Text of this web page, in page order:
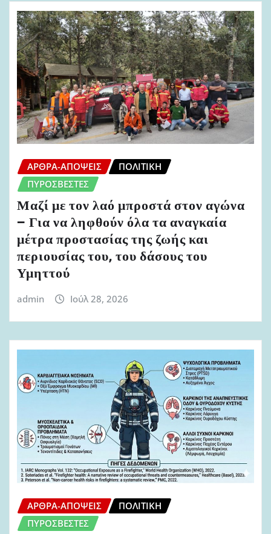
ΆΡΘΡΑ-ΑΠΌΨΕΙΣ
ΠΟΛΙΤΙΚΉ
ΠΥΡΟΣΒΈΣΤΕΣ
Μαζί με τον λαό μπροστά στον αγώνα
– Για να ληφθούν όλα τα αναγκαία
μέτρα προστασίας της ζωής και
περιουσίας του, του δάσους του
Υμηττού
admin Ιούλ 28, 2026
ΆΡΘΡΑ-ΑΠΌΨΕΙΣ
ΠΟΛΙΤΙΚΉ
ΠΥΡΟΣΒΈΣΤΕΣ